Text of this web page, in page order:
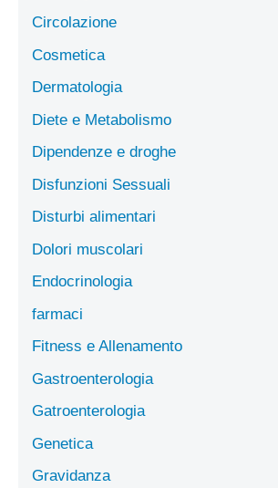
Circolazione
Cosmetica
Dermatologia
Diete e Metabolismo
Dipendenze e droghe
Disfunzioni Sessuali
Disturbi alimentari
Dolori muscolari
Endocrinologia
farmaci
Fitness e Allenamento
Gastroenterologia
Gatroenterologia
Genetica
Gravidanza